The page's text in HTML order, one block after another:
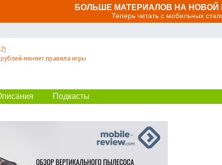
БОЛЬШЕ МАТЕРИАЛОВ НА НОВОЙ
Теперь читать с мобильных
меняет правила игры
Подкасты